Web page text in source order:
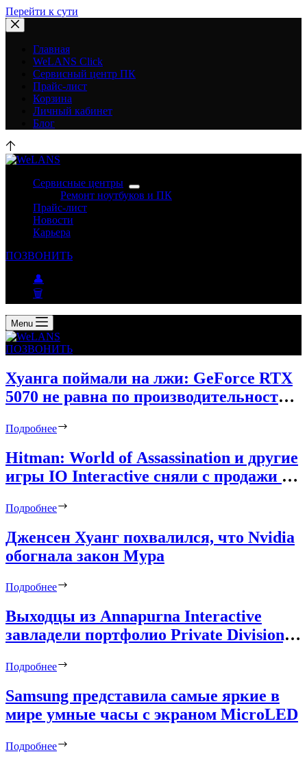
Перейти к сути
Главная
WeLANS Click
Сервисный центр ПК
Прайс-лист
Корзина
Личный кабинет
Блог
Сервисные центры
Ремонт ноутбуков и ПК
Прайс-лист
Новости
Карьера
ПОЗВОНИТЬ
👤
🗑
Menu
ПОЗВОНИТЬ
Хуанга поймали на лжи: GeForce RTX
5070 не равна по производительности
Подробнее
Hitman: World of Assassination и другие
игры IO Interactive сняли с продажи в
Подробнее
Дженсен Хуанг похвалился, что Nvidia
обогнала закон Мура
Подробнее
Выходцы из Annapurna Interactive
завладели портфолио Private Division,
загадочную игру от авторов
«Покемонов»
Подробнее
Samsung представила самые яркие в
мире умные часы с экраном MicroLED
Подробнее